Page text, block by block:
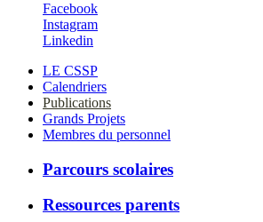
Facebook
Instagram
Linkedin
LE CSSP
Calendriers
Publications
Grands Projets
Membres du personnel
Parcours scolaires
Ressources parents